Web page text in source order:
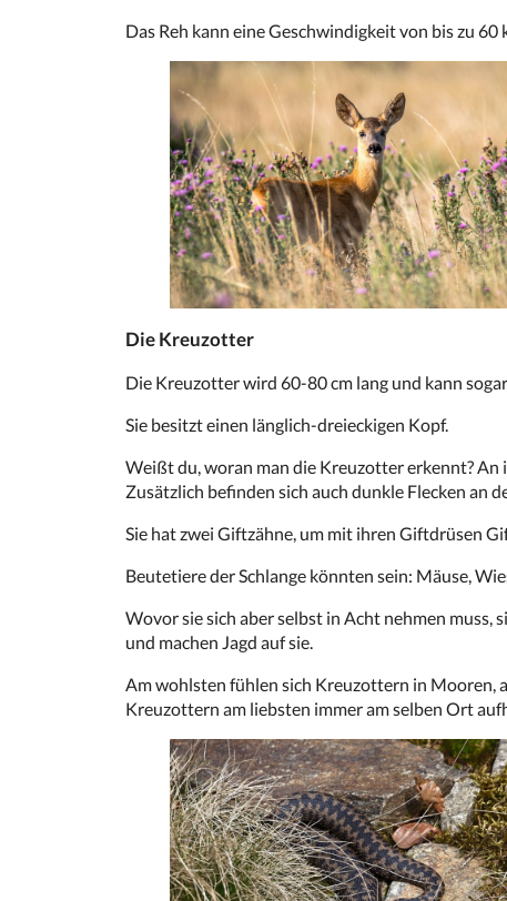
Das Reh kann eine Geschwindigkeit von bis zu
Die Kreuzotter
Die Kreuzotter wird 60-80 cm lang und kann
Sie besitzt einen länglich-dreieckigen Kopf.
Weißt du, woran man die Kreuzotter erkennt? An
Zusätzlich befinden sich auch dunkle Flecken an
Sie hat zwei Giftzähne, um mit ihren Giftdrüsen
Beutetiere der Schlange könnten sein: Mäuse,
Wovor sie sich aber selbst in Acht nehmen muss,
und machen Jagd auf sie.
Am wohlsten fühlen sich Kreuzottern in Mooren,
Kreuzottern am liebsten immer am selben Ort